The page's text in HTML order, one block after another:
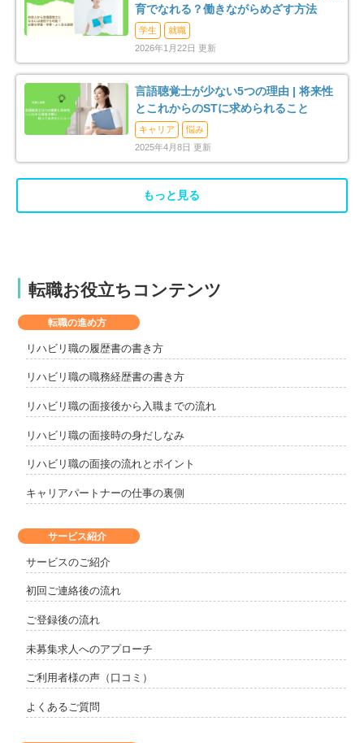
育でなれる？働きながらめざす方法
学生
就職
2026年1月22日 更新
言語聴覚士が少ない5つの理由 | 将来性
とこれからのSTに求められること
キャリア
悩み
2025年4月8日 更新
もっと見る
転職お役立ちコンテンツ
サービス紹介
サービスのご紹介
初回ご連絡後の流れ
ご登録後の流れ
未募集求人へのアプローチ
ご利用者様の声（口コミ）
よくあるご質問
転職の進め方
リハビリ職の履歴書の書き方
リハビリ職の職務経歴書の書き方
リハビリ職の面接後から入職までの流れ
リハビリ職の面接時の身だしなみ
リハビリ職の面接の流れとポイント
キャリアパートナーの仕事の裏側